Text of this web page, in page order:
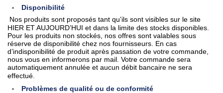
Disponibilité
Nos produits sont proposés tant qu’ils sont visibles sur le site
HIER ET AUJOURD’HUI et dans la limite des stocks disponibles.
Pour les produits non stockés, nos offres sont valables sous
réserve de disponibilité chez nos fournisseurs. En cas
d’indisponibilité de produit après passation de votre commande,
nous vous en informerons par mail. Votre commande sera
automatiquement annulée et aucun débit bancaire ne sera
effectué.
Problèmes de qualité ou de conformité